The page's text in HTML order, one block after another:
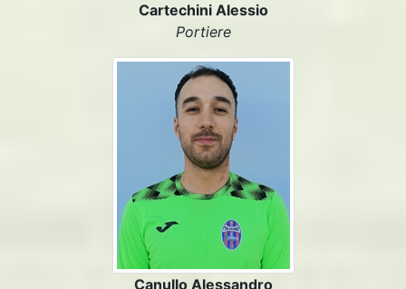
Cartechini Alessio
Portiere
Canullo Alessandro